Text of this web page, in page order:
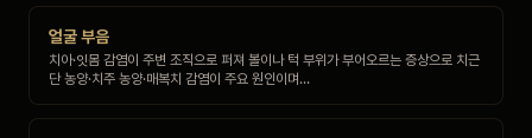
얼굴 부음
치아·잇몸 감염이 주변 조직으로 퍼져 볼이나 턱 부위가 부어오르는 증상으로 치근
단 농양·치주 농양·매복치 감염이 주요 원인이며…